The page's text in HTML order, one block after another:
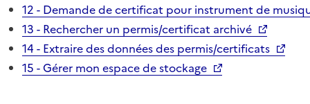
12 - Demande de certificat pour instrument de
13 - Rechercher un permis/certificat archivé
14 - Extraire des données des permis/certificats
15 - Gérer mon espace de stockage